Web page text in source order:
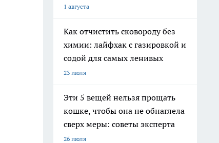
1 августа
Как отчистить сковороду без
химии: лайфхак с газировкой и
содой для самых ленивых
23 июля
Эти 5 вещей нельзя прощать
кошке, чтобы она не обнаглела
сверх меры: советы эксперта
26 июля